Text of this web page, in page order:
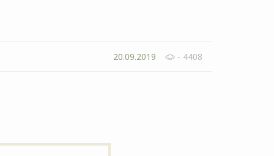
20.09.2019 - 4408